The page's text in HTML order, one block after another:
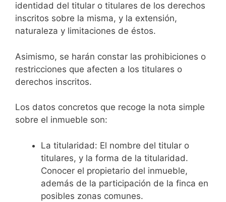
identidad del titular o titulares de los derechos
inscritos sobre la misma, y la extensión,
naturaleza y limitaciones de éstos.
Asimismo, se harán constar las prohibiciones o
restricciones que afecten a los titulares o
derechos inscritos.
Los datos concretos que recoge la nota simple
sobre el inmueble son:
La titularidad: El nombre del titular o
titulares, y la forma de la titularidad.
Conocer el propietario del inmueble,
además de la participación de la finca en
posibles zonas comunes.